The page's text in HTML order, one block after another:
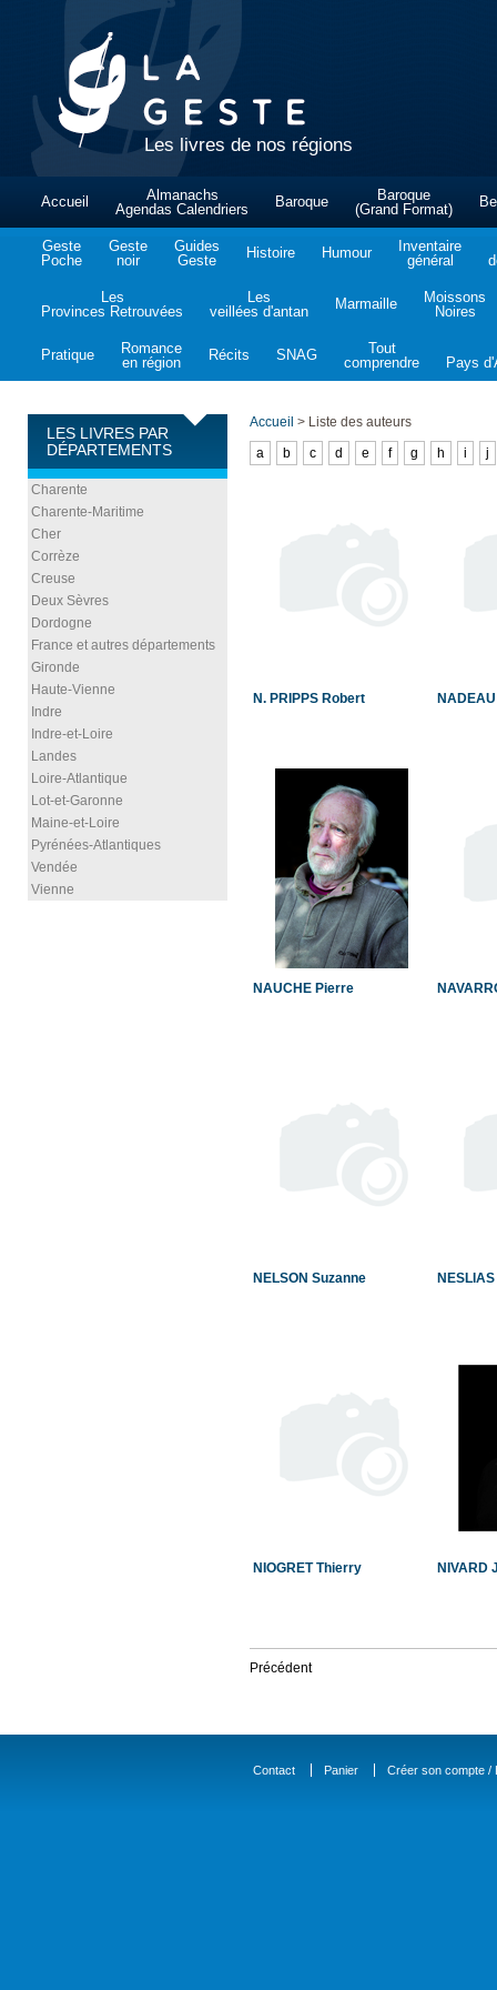
Les livres de nos régions
Accueil
Almanachs
Agendas Calendriers
Baroque
Baroque
(Grand Format)
Geste
Poche
Geste
noir
Guides
Geste
Histoire Humour
Inventaire
général
Les
Provinces Retrouvées
Les
veillées d'antan
Marmaille
Moissons
Noires
Pratique
Romance
en région
Récits SNAG
Tout
comprendre
Pays
LES LIVRES PAR
DÉPARTEMENTS
Charente
Charente-Maritime
Cher
Corrèze
Creuse
Deux Sèvres
Dordogne
France et autres départements
Gironde
Haute-Vienne
Indre
Indre-et-Loire
Landes
Loire-Atlantique
Lot-et-Garonne
Maine-et-Loire
Pyrénées-Atlantiques
Vendée
Vienne
Accueil > Liste des auteurs
a
b c d e f g h i j
N. PRIPPS Robert
NAUCHE Pierre
NELSON Suzanne
NIOGRET Thierry NIVARD
Précédent
Contact Panier Créer son compte /